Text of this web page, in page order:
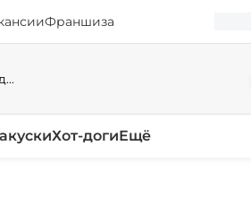
Франшиза
Хот-догиЕщё